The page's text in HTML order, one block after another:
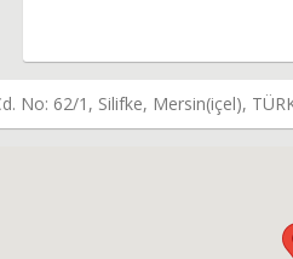
No: 62/1, Silifke, Mersin(içel),